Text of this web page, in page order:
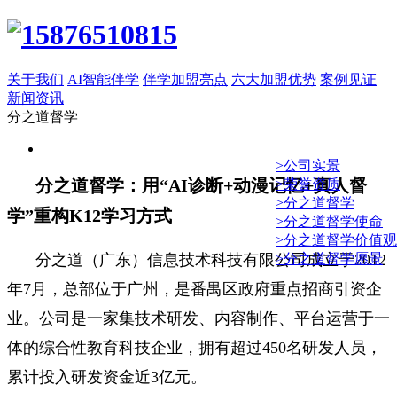
关于我们 AI智能伴学 伴学加盟亮点 六大加盟优势 案例见证
新闻资讯
分之道督学
>公司实景
>荣誉资质
>分之道督学
>分之道督学使命
>分之道督学价值观
>分之道督学愿景
分之道督学：用“AI诊断+动漫记忆+真人督
学”重构K12学习方式
分之道（广东）信息技术科技有限公司成立于2012
年7月，总部位于广州，是番禺区政府重点招商引资企
业。公司是一家集技术研发、内容制作、平台运营于一
体的综合性教育科技企业，拥有超过450名研发人员，
累计投入研发资金近3亿元。